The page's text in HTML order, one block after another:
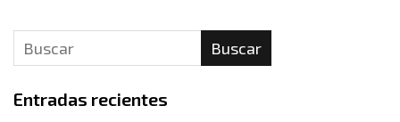
Buscar
Entradas recientes